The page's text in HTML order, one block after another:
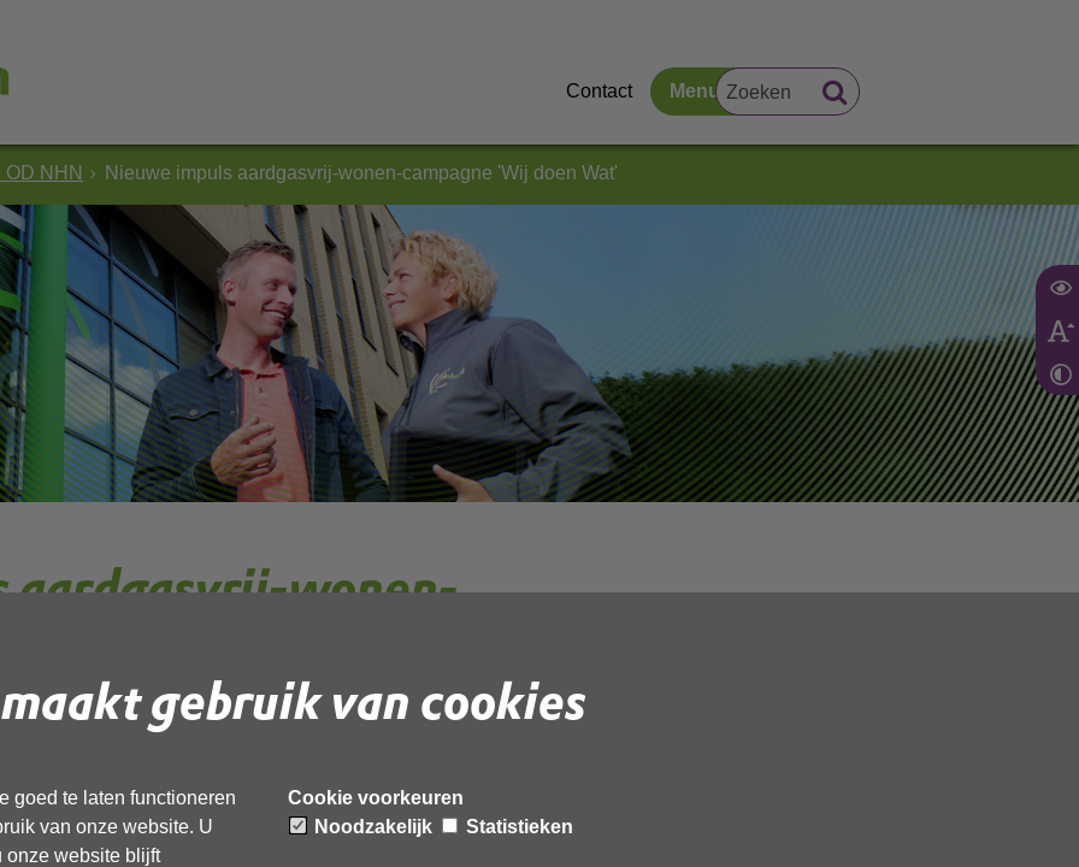
gebruik van cookies
goed te laten functioneren
van onze website. U
onze website blijft
Cookie voorkeuren
Noodzakelijk
Statistieken
Contact Menu
OD NHN Nieuwe impuls aardgasvrij-wonen-campagne 'Wij doen Wat'
aardgasvrij-wonen-
Wij doen Watmaken we inwoners bewust van
slimme stappen zij kunnen zetten.